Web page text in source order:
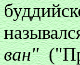
ван"